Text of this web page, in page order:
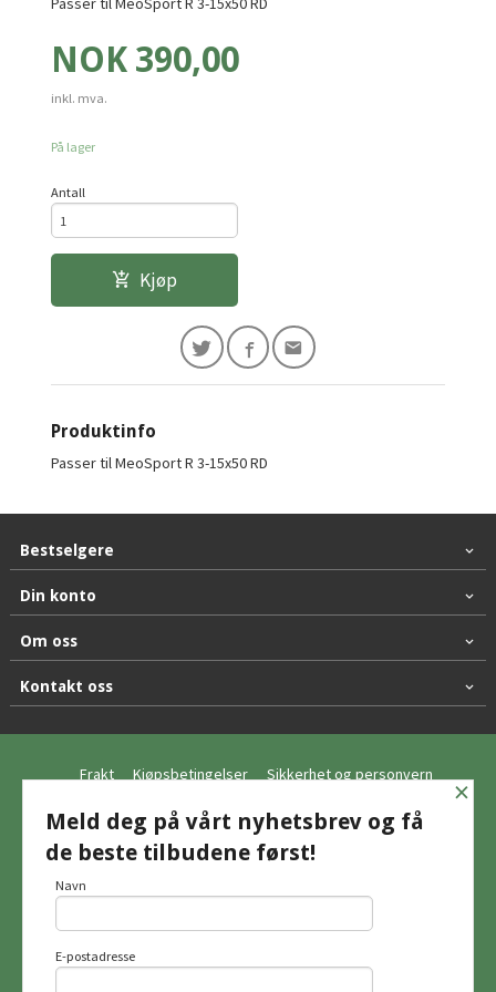
Pris
NOK 390,00
inkl. mva.
På lager
Antall
Kjøp
Produktinfo
Passer til MeoSport R 3-15x50 RD
Bestselgere
Din konto
Om oss
Kontakt oss
Frakt Kjøpsbetingelser Sikkerhet og personvern
Nyhetsbrev
© Hagemo Jakt og Friluft AS
Vår nettbutikk bruker cookies slik at du
×
Meld deg på vårt nyhetsbrev og få
de beste tilbudene først!
Navn
E-postadresse